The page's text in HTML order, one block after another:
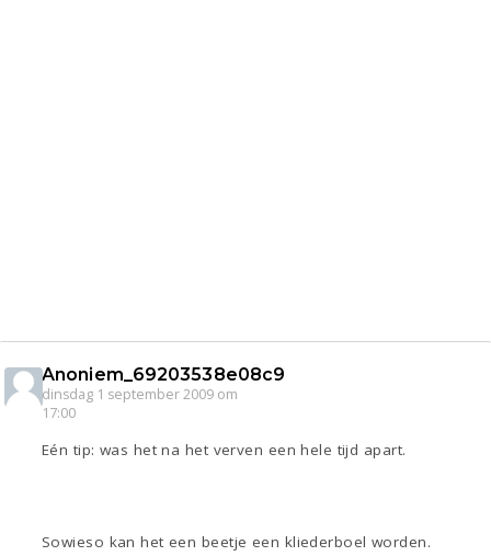
Anoniem_69203538e08c9
dinsdag 1 september 2009 om
17:00
Eén tip: was het na het verven een hele tijd apart.
Sowieso kan het een beetje een kliederboel worden.